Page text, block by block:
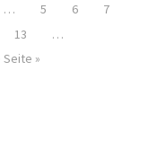
… 5 6
7
13
…
»